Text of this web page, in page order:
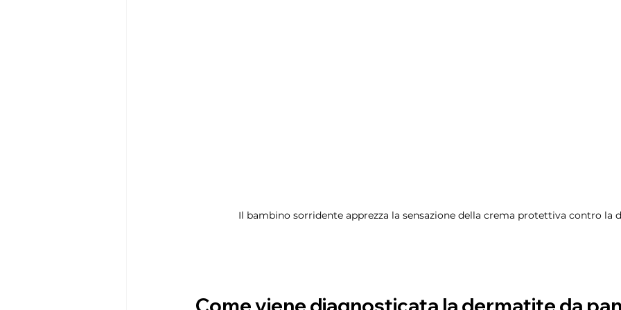
Il bambino sorridente apprezza la sensazione della crema protettiva contro la